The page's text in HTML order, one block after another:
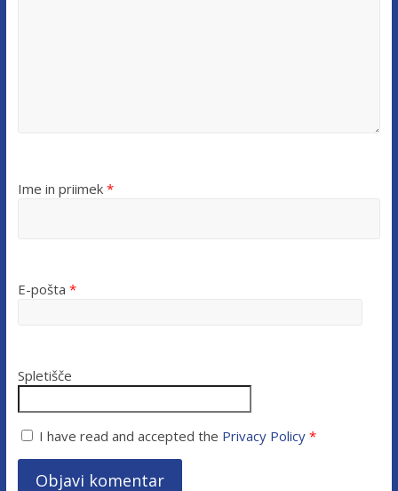
Ime in priimek *
E-pošta *
Spletišče
I have read and accepted the Privacy Policy*